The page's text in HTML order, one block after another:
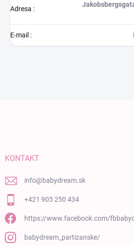
Adresa :
E-mail :
KONTAKT
info@babydream.sk
+421 905 250 434
https://www.facebook.com/
babydream_partizanske/